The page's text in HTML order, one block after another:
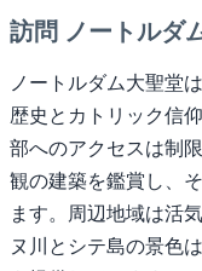
訪問 ノートルダ
ノートルダム大聖堂
歴史とカトリック信
部へのアクセスは制
観の建築を鑑賞し、
ます。周辺地域は活
ヌ川とシテ島の景色